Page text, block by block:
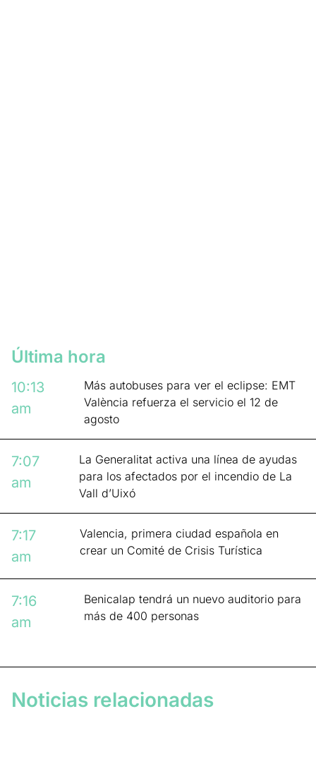
Última hora
10:13
am
Más autobuses para ver el eclipse: EMT
València refuerza el servicio el 12 de
agosto
7:07
am
La Generalitat activa una línea de ayudas
para los afectados por el incendio de La
Vall d’Uixó
7:17
am
Valencia, primera ciudad española en
crear un Comité de Crisis Turística
7:16
am
Benicalap tendrá un nuevo auditorio para
más de 400 personas
Noticias relacionadas